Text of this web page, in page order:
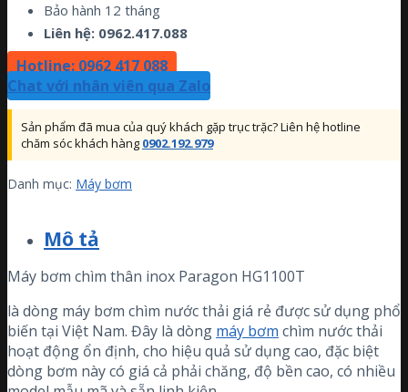
Bảo hành 12 tháng
Liên hệ: 0962.417.088
Hotline: 0962 417 088
Chat với nhân viên qua Zalo
Sản phẩm đã mua của quý khách gặp trục trặc? Liên hệ hotline
chăm sóc khách hàng 0902.192.979
Danh mục: Máy bơm
Mô tả
Máy bơm chìm thân inox Paragon HG1100T
là dòng máy bơm chìm nước thải giá rẻ được sử dụng phổ
biến tại Việt Nam. Đây là dòng máy bơm chìm nước thải
hoạt động ổn định, cho hiệu quả sử dụng cao, đặc biệt
dòng bơm này có giá cả phải chăng, độ bền cao, có nhiều